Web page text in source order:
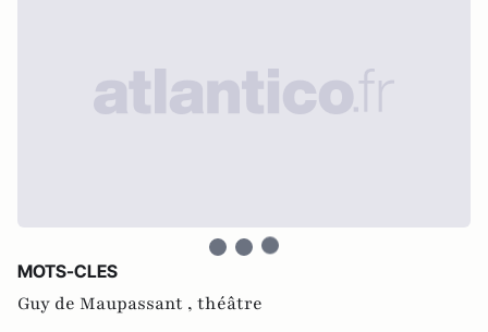
MOTS-CLES
Guy de Maupassant , théâtre